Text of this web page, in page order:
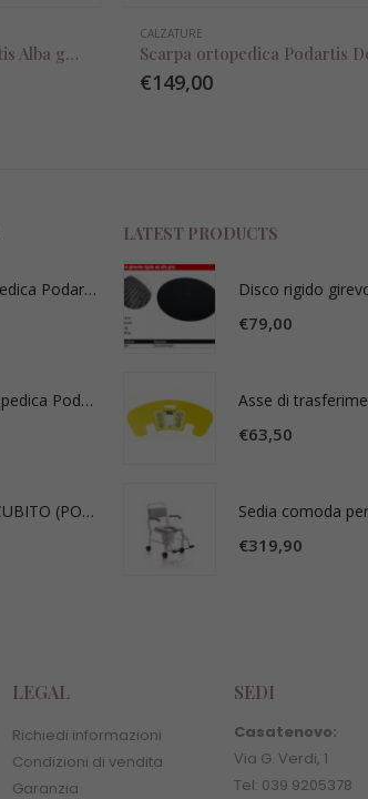
Scarpa ortopedica Podartis Alba grey
CALZATURE
€149,00
Scarpa ortopedica Podartis Deambulo Sport nero
Ciabatta ortopedica Podartis Michelangelo nero
KIT ANTIDECUBITO (POMPA E MATERASSO) LEVITAS MORETTI EXCEL 4000
LATEST PRODUCTS
Disco rigido
€79,00
Asse di
€63,50
€319,90
LEGAL
Richiedi informazioni
Condizioni di vendita
Garanzia
SEDI
Casatenovo:
Via G. Verdi, 1
Tel: 039 9205378